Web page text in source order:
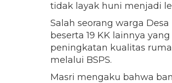
tidak layak huni menjadi
Salah seorang warga
beserta 19 KK lainnya
peningkatan kualitas
melalui BSPS.
Masri mengaku bahwa